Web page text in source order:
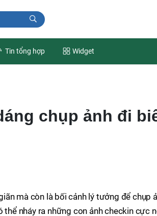
Tin tổng hợp Widget
chụp ảnh đi
mà còn là bối cảnh lý tưởng để chụp
thể nháy ra những con ảnh checkin cực